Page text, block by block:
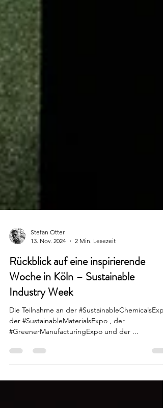
Stefan Otter
13. Nov. 2024
Rückblick auf eine inspirierende
Woche in Köln – Sustainable
Industry Week
Die Teilnahme an der
der #SustainableMaterialsExpo , der